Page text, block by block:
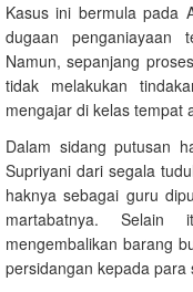
Kasus ini bermula pada
dugaan penganiayaan
Namun, sepanjang
tidak melakukan
mengajar di kelas tempat
Dalam sidang putusan
Supriyani dari segala
haknya sebagai guru
martabatnya.
mengembalikan barang
persidangan kepada para